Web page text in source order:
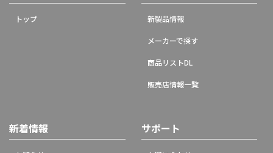
トップ 新製品情報
メーカーで探す
商品リストDL
販売店情報一覧
新着情報 サポート